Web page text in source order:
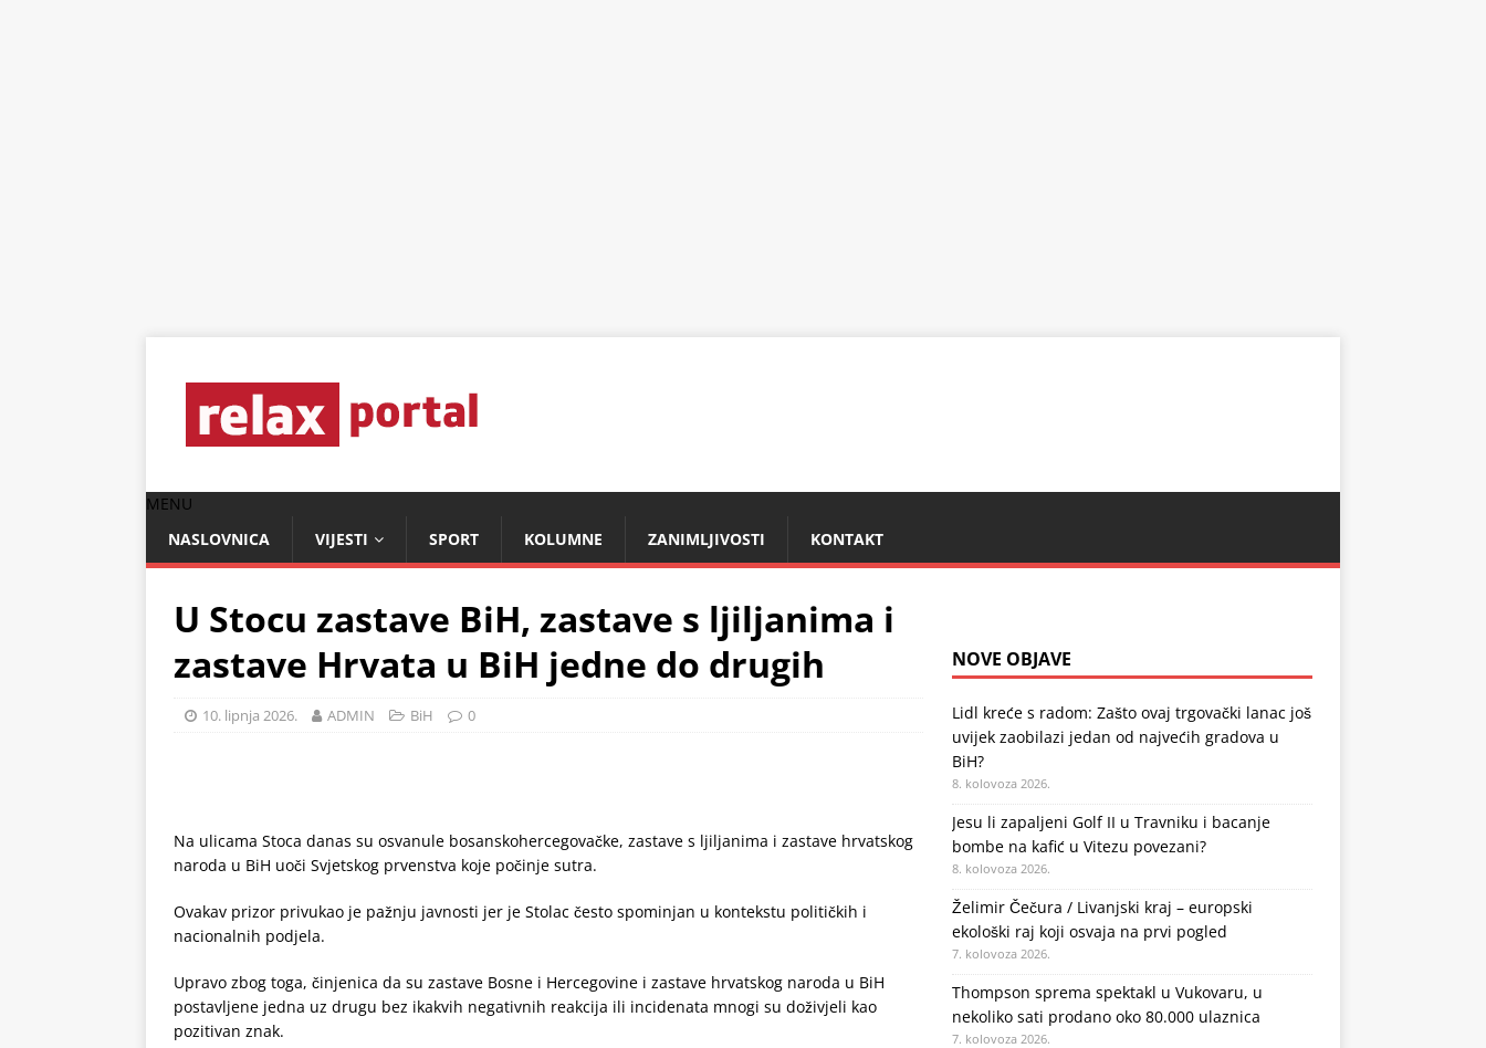
MENU
NASLOVNICA
VIJESTI SPORT KOLUMNE ZANIMLJIVOSTI KONTAKT
U Stocu zastave BiH, zastave s ljiljanima i
zastave Hrvata u BiH jedne do drugih
10. lipnja 2026. ADMIN BiH 0
Na ulicama Stoca danas su osvanule bosanskohercegovačke, zastave s ljiljanima i zastave hrvatskog
naroda u BiH uoči Svjetskog prvenstva koje počinje sutra.
Ovakav prizor privukao je pažnju javnosti jer je Stolac često spominjan u kontekstu političkih i
nacionalnih podjela.
Upravo zbog toga, činjenica da su zastave Bosne i Hercegovine i zastave hrvatskog naroda u BiH
postavljene jedna uz drugu bez ikakvih negativnih reakcija ili incidenata mnogi su doživjeli kao
pozitivan znak.
NOVE OBJAVE
Lidl kreće s radom: Zašto ovaj trgovački lanac još
uvijek zaobilazi jedan od najvećih gradova u
BiH?
8. kolovoza 2026.
Jesu li zapaljeni Golf II u Travniku i bacanje
bombe na kafić u Vitezu povezani?
8. kolovoza 2026.
Želimir Čečura / Livanjski kraj – europski
ekološki raj koji osvaja na prvi pogled
7. kolovoza 2026.
Thompson sprema spektakl u Vukovaru, u
nekoliko sati prodano oko 80.000 ulaznica
7. kolovoza 2026.